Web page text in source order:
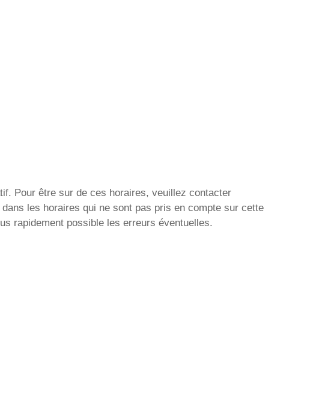
Pour être sur de ces horaires, veuillez contacter
les horaires qui ne sont pas pris en compte sur cette
rapidement possible les erreurs éventuelles.